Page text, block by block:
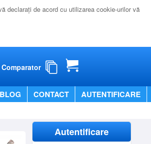
declaraţi de acord cu utilizarea cookie-urilor vă
Comparator
BLOG CONTACT AUTENTIFICARE
Autentificare